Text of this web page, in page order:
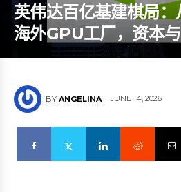
英伟达百亿基建棋局
海外GPU工厂，资本
BY ANGELINA JUNE 14, 2026